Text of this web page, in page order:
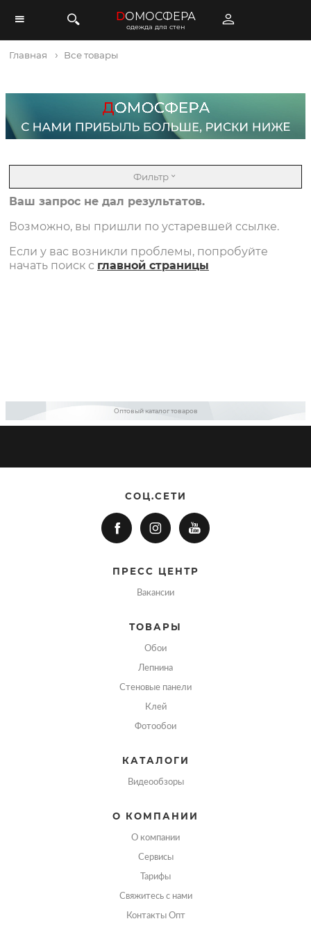
DОМОСФЕРА
одежда для стен
Главная Все товары
Фильтр
Ваш запрос не дал результатов.
Возможно, вы пришли по устаревшей ссылке.
Если у вас возникли проблемы, попробуйте
начать поиск с главной страницы
Оптовый каталог товаров
СОЦ.СЕТИ
ПРЕСС ЦЕНТР
Вакансии
ТОВАРЫ
Обои
Лепнина
Стеновые панели
Клей
Фотообои
КАТАЛОГИ
Видеообзоры
О КОМПАНИИ
О компании
Сервисы
Тарифы
Свяжитесь с нами
Контакты Опт